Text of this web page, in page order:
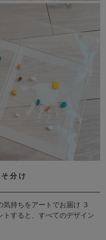
分け
持ちをアートでお届け ３
すると、すべてのデザイン